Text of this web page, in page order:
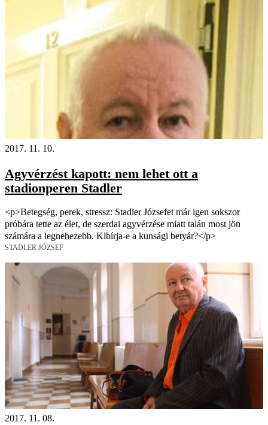
2017. 11. 10.
Agyvérzést kapott: nem lehet ott a
stadionperen Stadler
<p>Betegség, perek, stressz: Stadler Józsefet már igen sokszor
próbára tette az élet, de szerdai agyvérzése miatt talán most jön
számára a legnehezebb. Kibírja-e a kunsági betyár?</p>
STADLER JÓZSEF
2017. 11. 08.